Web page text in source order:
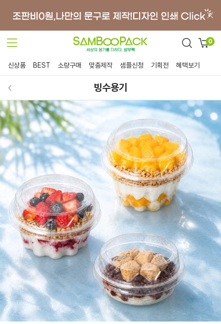
0
신상품 BEST 소량구매 맞춤제작 샘플신청 기획전 혜택보기
빙수용기